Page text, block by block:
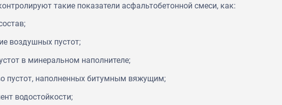
такие показатели асфальтобетонной смеси, как:
воздушных пустот;
в минеральном наполнителе;
пустот, наполненных битумным вяжущим;
водостойкости;